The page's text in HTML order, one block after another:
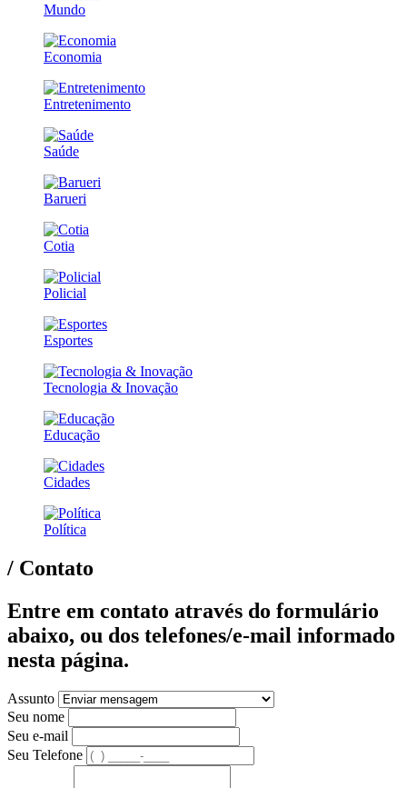
Mundo
Economia
Entretenimento
Saúde
Barueri
Cotia
Policial
Esportes
Tecnologia & Inovação
Educação
Cidades
Política
/ Contato
Entre em contato através do formulário
abaixo, ou dos telefones/e-mail informado
nesta página.
Assunto
Seu nome
Seu e-mail
Seu Telefone